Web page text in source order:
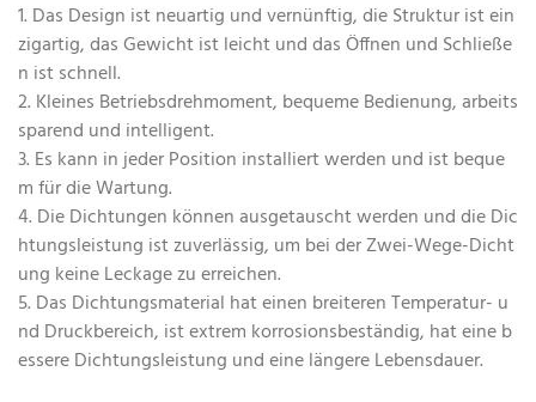
1. Das Design ist neuartig und vernünftig, die Struktur ist ein
zigartig, das Gewicht ist leicht und das Öffnen und Schließe
n ist schnell.
2. Kleines Betriebsdrehmoment, bequeme Bedienung, arbeits
sparend und intelligent.
3. Es kann in jeder Position installiert werden und ist beque
m für die Wartung.
4. Die Dichtungen können ausgetauscht werden und die Dic
htungsleistung ist zuverlässig, um bei der Zwei-Wege-Dicht
ung keine Leckage zu erreichen.
5. Das Dichtungsmaterial hat einen breiteren Temperatur- u
nd Druckbereich, ist extrem korrosionsbeständig, hat eine b
essere Dichtungsleistung und eine längere Lebensdauer.